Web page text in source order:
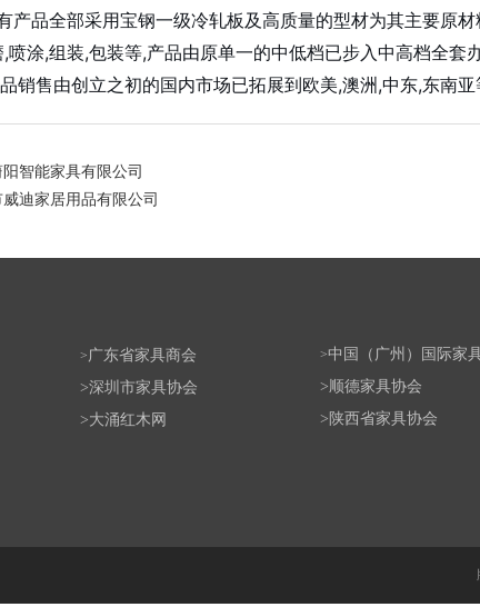
产品全部采用宝钢一级冷轧板及高质量的型材为其主要原
喷涂,组装,包装等,产品由原单一的中低档已步入中高档全套
销售由创立之初的国内市场已拓展到欧美,澳洲,中东,东南亚
智能家具有限公司
迪家居用品有限公司
>广东省家具商会
>深圳市家具协会
>大涌红木网
>中国（广州）国际家
>顺德家具协会
> 陕西省家具协会